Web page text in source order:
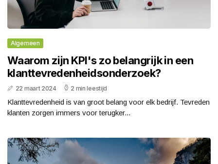
Algemeen
Waarom zijn KPI's zo belangrijk in een
klanttevredenheidsonderzoek?
22 maart 2024 2 min leestijd
Klanttevredenheid is van groot belang voor elk bedrijf. Tevreden
klanten zorgen immers voor terugker...